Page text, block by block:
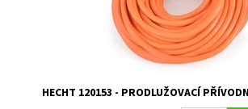
HECHT 120153 - PRODLUŽOVACÍ